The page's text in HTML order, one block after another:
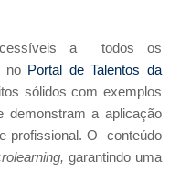
a todos os
no Portal de Talentos da
sólidos com exemplos
demonstram a aplicação
profissional. O conteúdo
garantindo uma